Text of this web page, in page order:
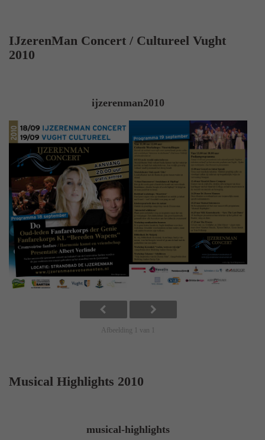
IJzerenMan Concert / Cultureel Vught
2010
ijzerenman2010
Afbeelding 1 van 1
Musical Highlights 2010
musical-highlights